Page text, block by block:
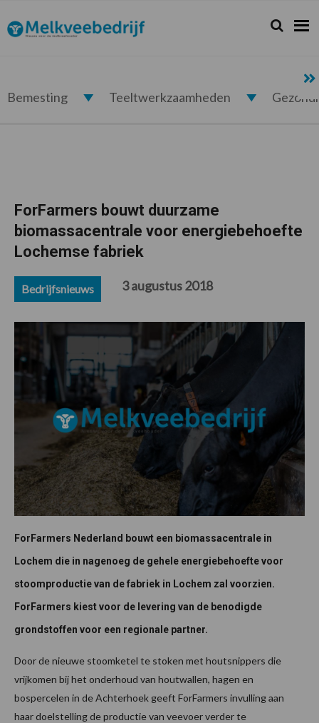
de
hoofdnavigatie
de
hoofd
de
eerste
de
voettekst
Melkveebedrijf.nl Zoeken...
Zoek
Bemesting Teeltwerkzaamheden
ForFarmers bouwt duurzame
biomassacentrale voor energiebehoefte
Lochemse fabriek
Bedrijfsnieuws 3 augustus 2018
ForFarmers Nederland bouwt een biomassacentrale in
Lochem die in nagenoeg de gehele energiebehoefte voor
stoomproductie van de fabriek in Lochem zal voorzien.
ForFarmers kiest voor de levering van de benodigde
grondstoffen voor een regionale partner.
Door de nieuwe stoomketel te stoken met houtsnippers die
vrijkomen bij het onderhoud van houtwallen, hagen en
bospercelen in de Achterhoek geeft ForFarmers invulling aan
haar doelstelling de productie van veevoer verder te